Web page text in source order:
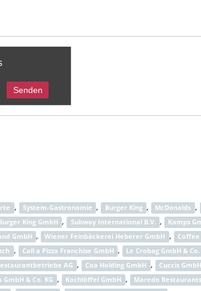
, System-Gastronomie , Burger King , McDonalds ,
King GmbH , Subway International B.V. , Kamps
GmbH , Wiener Feinbäckerei Heberer GmbH , Coffee
, Call a Pizza Franchise GmbH , Le Crobag GmbH & Co.
AG , Coa Holding GmbH , Cuccis GmbH
& Co. KG , Kochlöffel GmbH , Maredo